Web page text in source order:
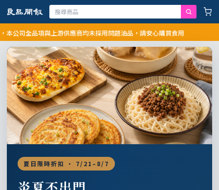
全品項與上游供應商均未採用問題油品，請安心購買食用
夏日限時折扣 · 7/21–8/7